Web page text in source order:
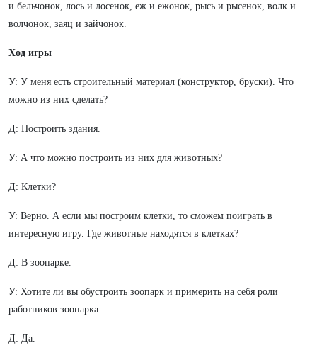
и бельчонок, лось и лосенок, еж и ежонок, рысь и рысенок, волк и
волчонок, заяц и зайчонок.
Ход игры
У: У меня есть строительный материал (конструктор, бруски). Что
можно из них сделать?
Д: Построить здания.
У: А что можно построить из них для животных?
Д: Клетки?
У: Верно. А если мы построим клетки, то сможем поиграть в
интересную игру. Где животные находятся в клетках?
Д: В зоопарке.
У: Хотите ли вы обустроить зоопарк и примерить на себя роли
работников зоопарка.
Д: Да.